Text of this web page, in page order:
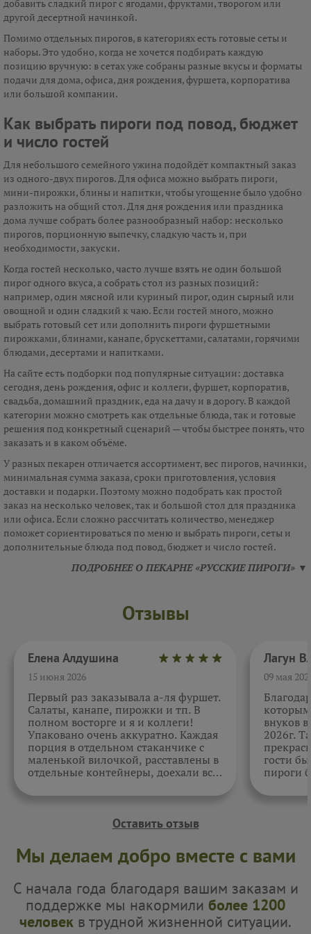
добавить сладкий пирог с ягодами, фруктами, творогом или
другой десертной начинкой.
Помимо отдельных пирогов, в категориях есть готовые сеты и
наборы. Это удобно, когда не хочется подбирать каждую
позицию вручную: в сетах уже собраны разные вкусы и форматы
подачи для дома, офиса, дня рождения, фуршета, корпоратива
или большой компании.
Как выбрать пироги под повод, бюджет
и число гостей
Для небольшого семейного ужина подойдёт компактный заказ
из одного-двух пирогов. Для офиса можно выбрать пироги,
мини-пирожки, блины и напитки, чтобы угощение было удобно
разложить на общий стол. Для дня рождения или праздника
дома лучше собрать более разнообразный набор: несколько
пирогов, порционную выпечку, сладкую часть и, при
необходимости, закуски.
Когда гостей несколько, часто лучше взять не один большой
пирог одного вкуса, а собрать стол из разных позиций:
например, один мясной или куриный пирог, один сырный или
овощной и один сладкий к чаю. Если гостей много, можно
выбрать готовый сет или дополнить пироги фуршетными
пирожками, блинами, канапе, брускеттами, салатами, горячими
блюдами, десертами и напитками.
На сайте есть подборки под популярные ситуации: доставка
сегодня, день рождения, офис и коллеги, фуршет, корпоратив,
свадьба, домашний праздник, еда на дачу и в дорогу. В каждой
категории можно смотреть как отдельные блюда, так и готовые
решения под конкретный сценарий — чтобы быстрее понять, что
заказать и в каком объёме.
У разных пекарен отличается ассортимент, вес пирогов, начинки,
минимальная сумма заказа, сроки приготовления, условия
доставки и подарки. Поэтому можно подобрать как простой
заказ на несколько человек, так и большой стол для праздника
или офиса. Если сложно рассчитать количество, менеджер
поможет сориентироваться по меню и выбрать пироги, сеты и
дополнительные блюда под повод, бюджет и число гостей.
ПОДРОБНЕЕ О ПЕКАРНЕ «РУССКИЕ ПИРОГИ» ▼
Отзывы
Елена Алдушина
15 июня 2026
Первый раз заказывала а-ля фуршет.
Салаты, канапе, пирожки и тп. В
полном восторге и я и коллеги!
Упаковано очень аккуратно. Каждая
порция в отдельном стаканчике с
маленькой вилочкой, расставлены в
отдельные контейнеры, доехали все
спасибо за внимательность к датам.
09 мая
внуков
2026г.
гости
пироги
Оставить отзыв
Мы делаем добро вместе с вами
С начала года благодаря вашим заказам и
поддержке мы накормили более 1200
человек в трудной жизненной ситуации.